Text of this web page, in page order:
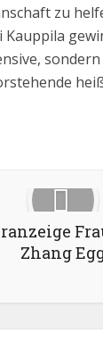
zu
Kauppila
Zhang